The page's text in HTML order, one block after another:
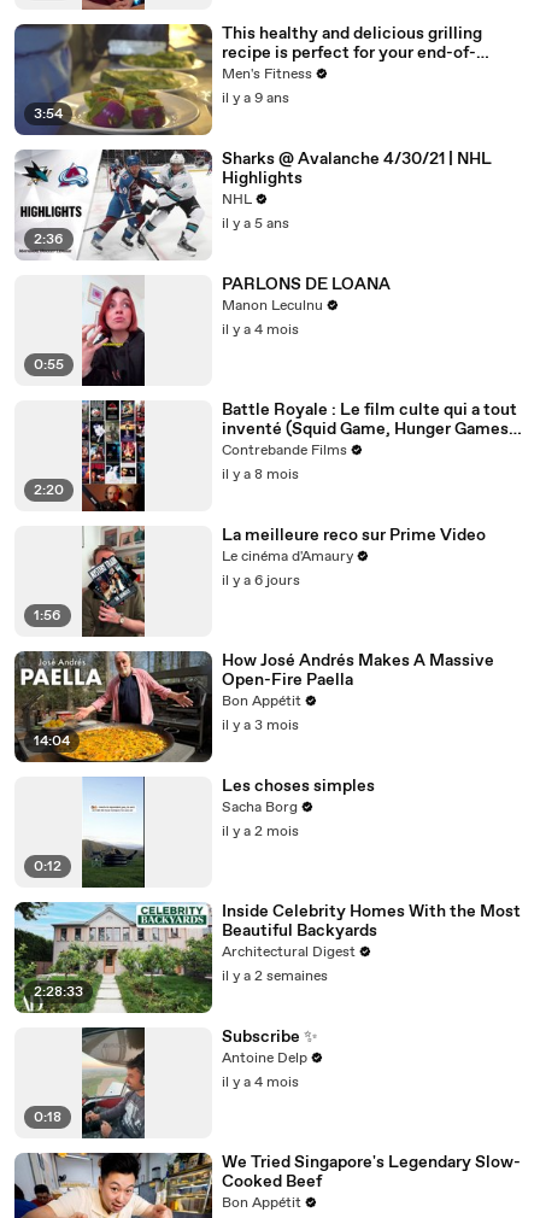
3:54
This healthy and delicious grilling
recipe is perfect for your end-of-
summer BBQ
Men's Fitness
il y a 9 ans
2:36
Sharks @ Avalanche 4/30/21 | NHL
Highlights
NHL
il y a 5 ans
0:55
PARLONS DE LOANA
Manon Leculnu
il y a 4 mois
2:20
Battle Royale : Le film culte qui a tout
inventé (Squid Game, Hunger Games,
Fortnite)
Contrebande Films
il y a 8 mois
1:56
La meilleure reco sur Prime Video
Le cinéma d'Amaury
il y a 6 jours
14:04
How José Andrés Makes A Massive
Open-Fire Paella
Bon Appétit
il y a 3 mois
0:12
Les choses simples
Sacha Borg
il y a 2 mois
2:28:33
Inside Celebrity Homes With the Most
Beautiful Backyards
Architectural Digest
il y a 2 semaines
0:18
Subscribe ✨
Antoine Delp
il y a 4 mois
We Tried Singapore's Legendary Slow-
Cooked Beef
Bon Appétit